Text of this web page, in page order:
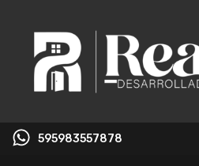
595983557878